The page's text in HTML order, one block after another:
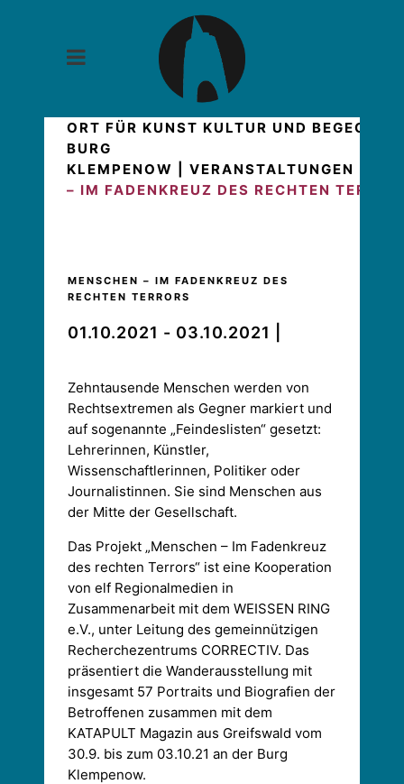
ORT FÜR KUNST KULTUR UND
BURG
KLEMPENOW
VERANSTALTUNGEN
– IM FADENKREUZ DES RECHTEN
MENSCHEN – IM FADENKREUZ DES
RECHTEN TERRORS
01.10.2021 - 03.10.2021 |
Zehntausende Menschen werden von
Rechtsextremen als Gegner markiert und
auf sogenannte „Feindeslisten“ gesetzt:
Lehrerinnen, Künstler,
Wissenschaftlerinnen, Politiker oder
Journalistinnen. Sie sind Menschen aus
der Mitte der Gesellschaft.
Das Projekt „Menschen – Im Fadenkreuz
des rechten Terrors“ ist eine Kooperation
von elf Regionalmedien in
Zusammenarbeit mit dem WEISSEN RING
e.V., unter Leitung des gemeinnützigen
Recherchezentrums CORRECTIV. Das
präsentiert die Wanderausstellung mit
insgesamt 57 Portraits und Biografien der
Betroffenen zusammen mit dem
KATAPULT Magazin aus Greifswald vom
30.9. bis zum 03.10.21 an der Burg
Klempenow.